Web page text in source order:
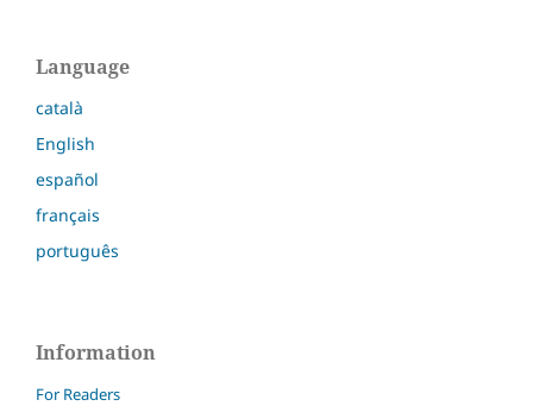
Language
català
English
español
français
português
Information
For Readers